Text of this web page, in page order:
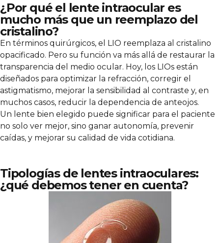
¿Por qué el lente intraocular es
mucho más que un reemplazo del
cristalino?
En términos quirúrgicos, el LIO reemplaza al cristalino
opacificado. Pero su función va más allá de restaurar la
transparencia del medio ocular. Hoy, los LIOs están
diseñados para optimizar la refracción, corregir el
astigmatismo, mejorar la sensibilidad al contraste y, en
muchos casos, reducir la dependencia de anteojos.
Un lente bien elegido puede significar para el paciente
no solo ver mejor, sino ganar autonomía, prevenir
caídas, y mejorar su calidad de vida cotidiana.
Tipologías de lentes intraoculares:
¿qué debemos tener en cuenta?